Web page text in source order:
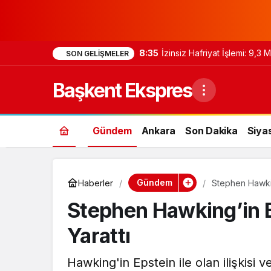
SON GELIŞMELER 8:35 İzinsiz Hafriyat İşlemi: 9,3
Başkent Ekspres
Gündem Ankara Son Dakika
Haberler Gündem Stephen
Stephen Hawking’in
Yarattı
Hawking'in Epstein ile olan ilişkisi